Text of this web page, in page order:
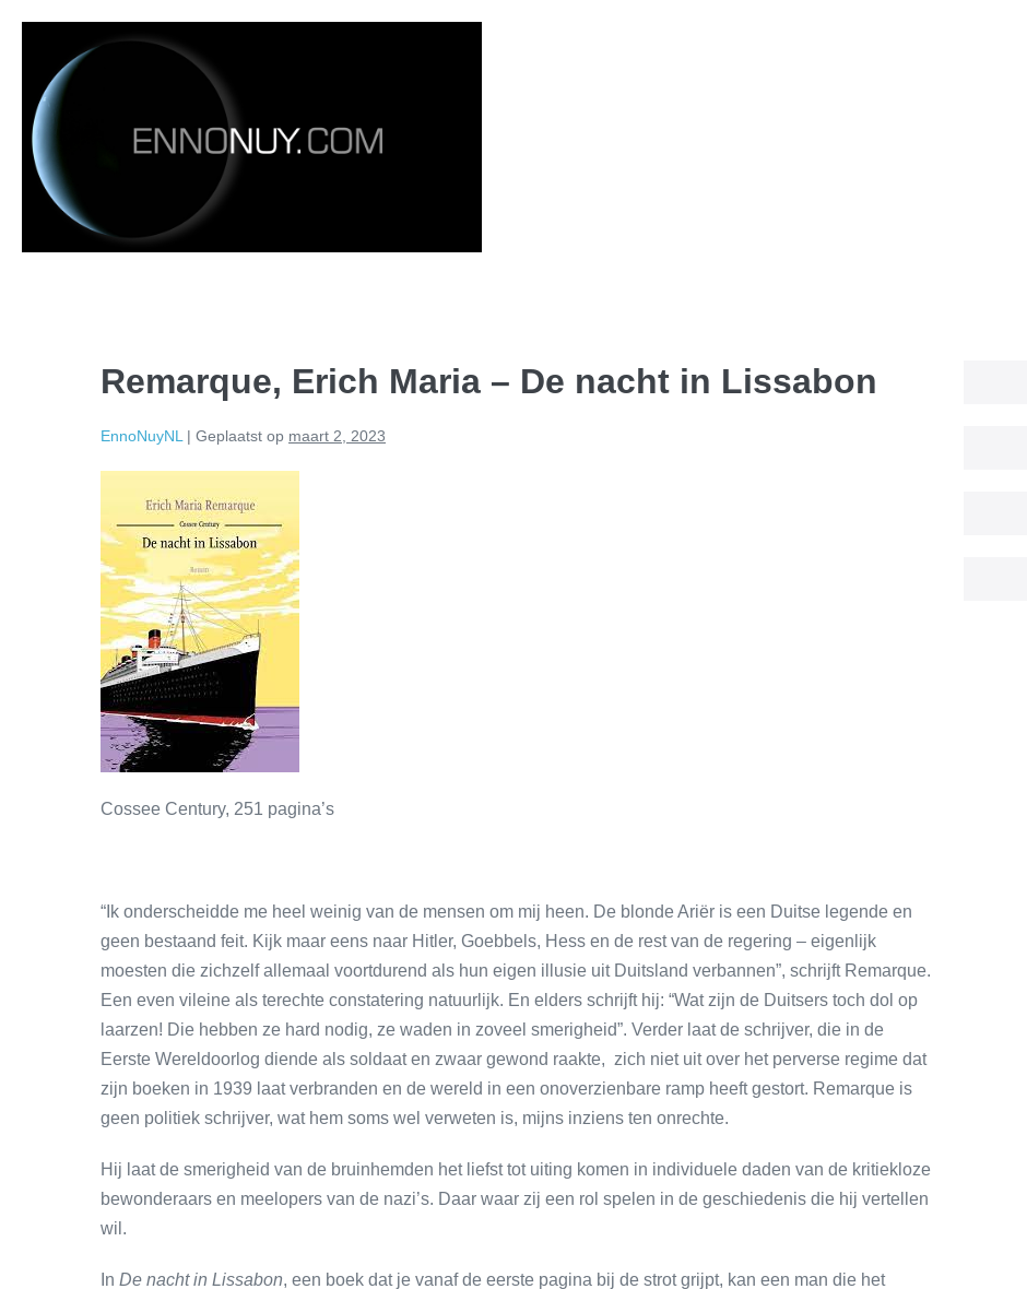
Remarque, Erich Maria – De nacht in Lissabon
EnnoNuyNL | Geplaatst op maart 2, 2023
Cossee Century, 251 pagina’s
“Ik onderscheidde me heel weinig van de mensen om mij heen. De blonde Ariër is een Duitse legende en
geen bestaand feit. Kijk maar eens naar Hitler, Goebbels, Hess en de rest van de regering – eigenlijk
moesten die zichzelf allemaal voortdurend als hun eigen illusie uit Duitsland verbannen”, schrijft Remarque.
Een even vileine als terechte constatering natuurlijk. En elders schrijft hij: “Wat zijn de Duitsers toch dol op
laarzen! Die hebben ze hard nodig, ze waden in zoveel smerigheid”. Verder laat de schrijver, die in de
Eerste Wereldoorlog diende als soldaat en zwaar gewond raakte, zich niet uit over het perverse regime dat
zijn boeken in 1939 laat verbranden en de wereld in een onoverzienbare ramp heeft gestort. Remarque is
geen politiek schrijver, wat hem soms wel verweten is, mijns inziens ten onrechte.
Hij laat de smerigheid van de bruinhemden het liefst tot uiting komen in individuele daden van de kritiekloze
bewonderaars en meelopers van de nazi’s. Daar waar zij een rol spelen in de geschiedenis die hij vertellen
wil.
In De nacht in Lissabon, een boek dat je vanaf de eerste pagina bij de strot grijpt, kan een man die het